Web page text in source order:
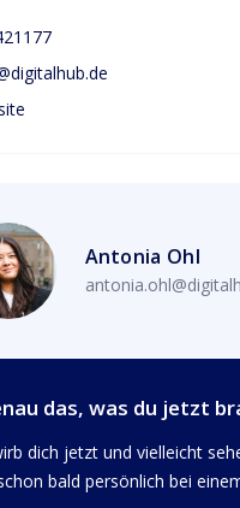
Antonia Ohl
das, was du jetzt
dich jetzt und vielleicht
bald persönlich bei